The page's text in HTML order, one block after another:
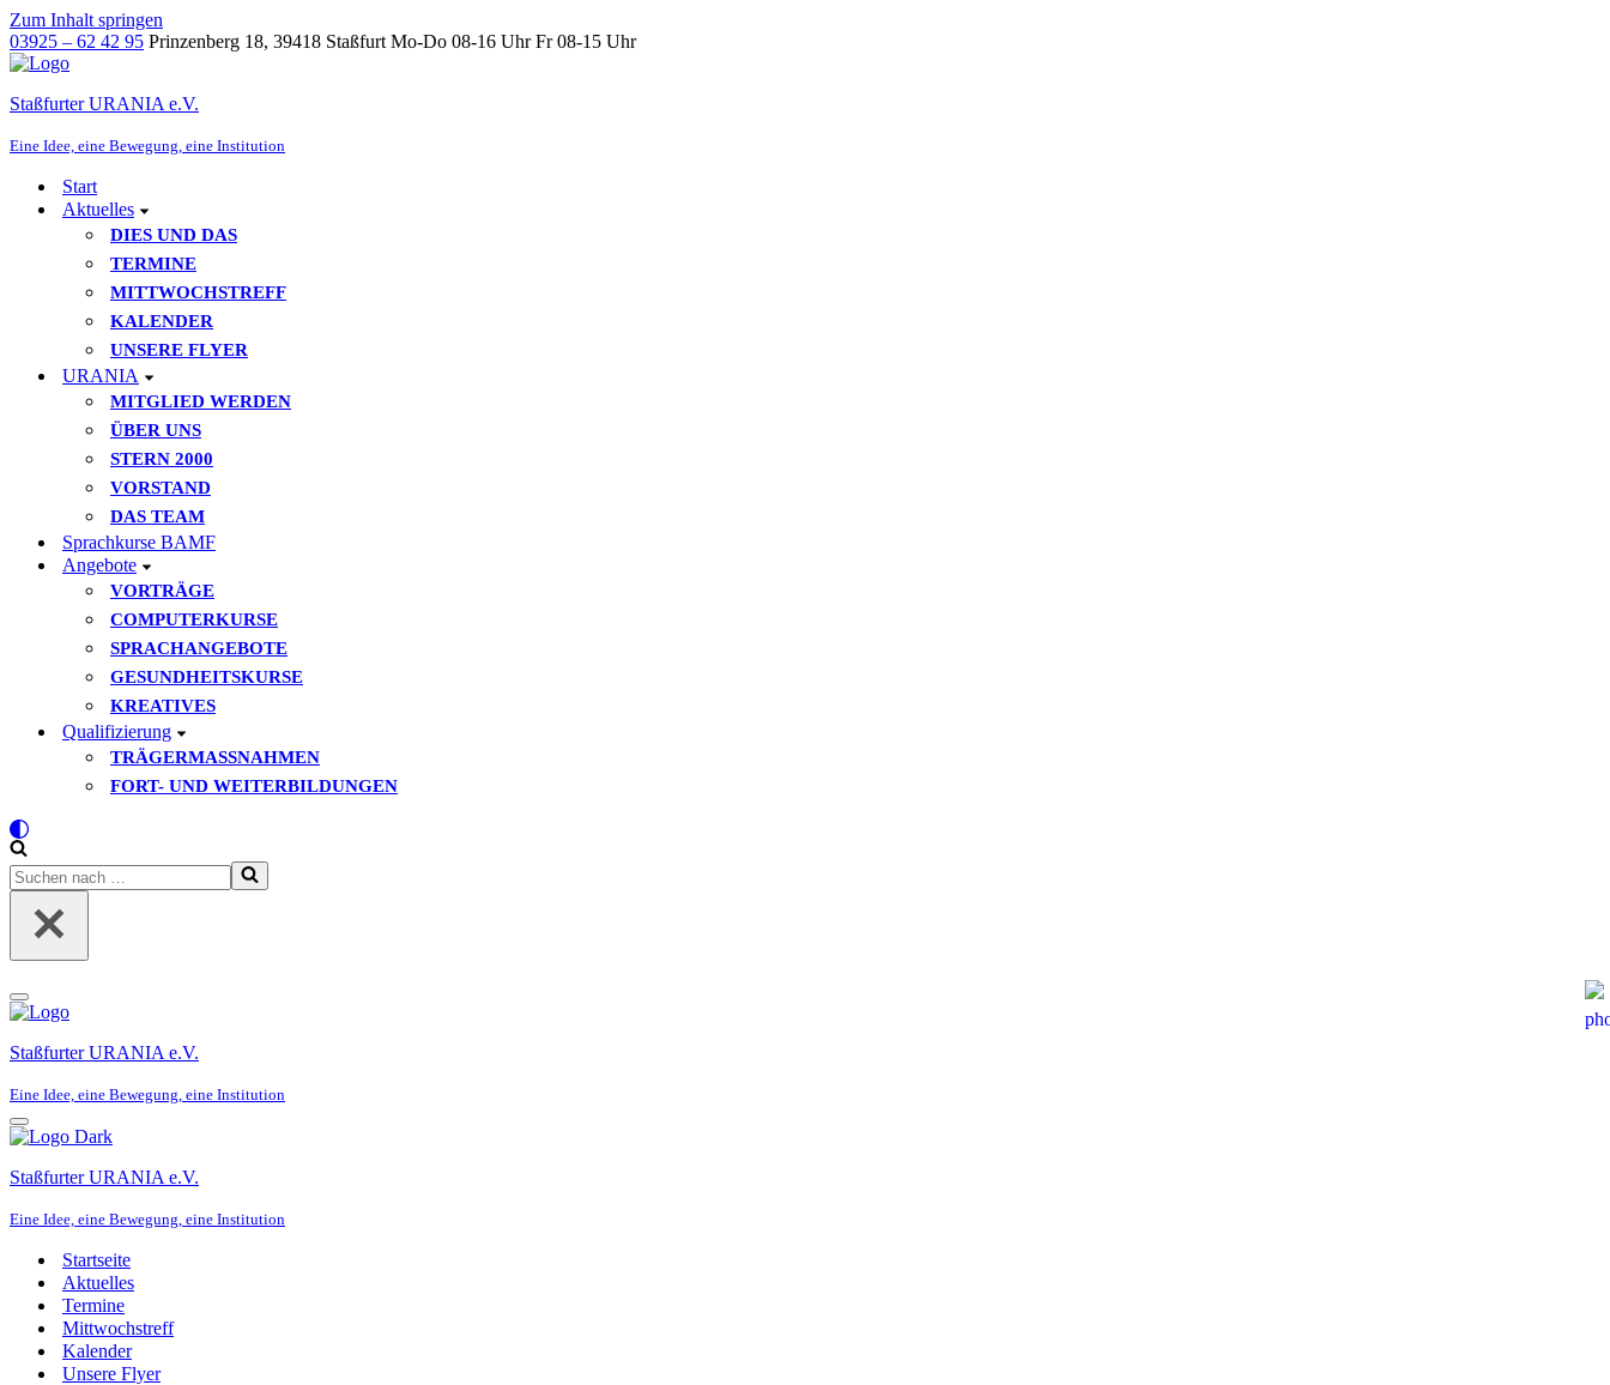
Zum Inhalt springen
03925 – 62 42 95 Prinzenberg 18, 39418 Staßfurt Mo-Do 08-16 Uhr Fr 08-15 Uhr
Staßfurter URANIA e.V.
Eine Idee, eine Bewegung, eine Institution
Start
Aktuelles
DIES UND DAS
TERMINE
MITTWOCHSTREFF
KALENDER
UNSERE FLYER
URANIA
MITGLIED WERDEN
ÜBER UNS
STERN 2000
VORSTAND
DAS TEAM
Sprachkurse BAMF
Angebote
VORTRÄGE
COMPUTERKURSE
SPRACHANGEBOTE
GESUNDHEITSKURSE
KREATIVES
Qualifizierung
TRÄGERMASSNAHMEN
FORT- UND WEITERBILDUNGEN
Suchen
nach …
Navigationsmenü
Staßfurter URANIA e.V.
Eine Idee, eine Bewegung, eine Institution
Navigationsmenü
Staßfurter URANIA e.V.
Eine Idee, eine Bewegung, eine Institution
Startseite
Aktuelles
Termine
Mittwochstreff
Kalender
Unsere Flyer